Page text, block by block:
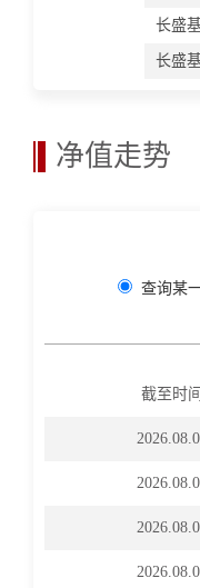
长盛
长盛
净值走势
查询某
截至时间